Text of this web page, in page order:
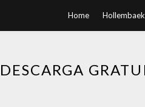
Home
DESCARGA